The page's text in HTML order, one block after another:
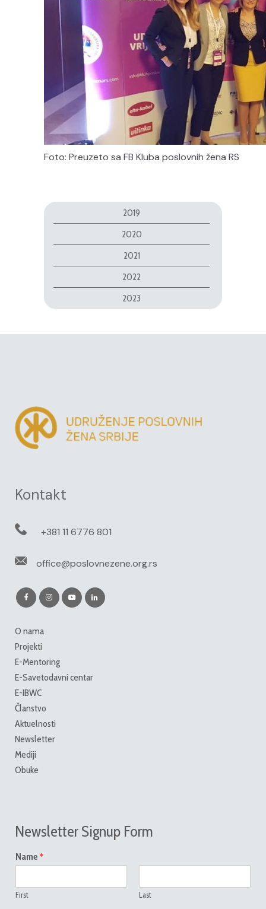
Foto: Preuzeto sa FB Kluba poslovnih žena RS
2019
2020
2021
2022
2023
Kontakt
+381 11 6776 801
office@poslovnezene.org.rs
O nama
Projekti
E-Mentoring
E-Savetodavni centar
E-IBWC
Članstvo
Aktuelnosti
Newsletter
Mediji
Obuke
Newsletter Signup Form
Name *
First Last